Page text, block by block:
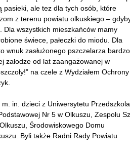
pasieki, ale tez dla tych osób, które
z terenu powiatu olkuskiego –
Dla wszystkich mieszkańców mamy
świece, pałeczki do miodu. Dla
wnuk zasłużonego pszczelarza bardzo
załodze od lat zaangażowanej w
na czele z Wydziałem Ochrony
in. dzieci z Uniwersytetu
Nr 5 w Olkuszu, Zespołu
Środowiskowego Domu
Byli także Radni Rady Powiatu